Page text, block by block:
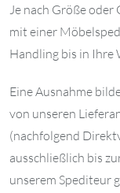
Je nach Größe
mit einer
Handling bis in Ihre
Eine Ausnahme
von unseren
(nachfolgend
ausschließlich bis
unserem Spediteur